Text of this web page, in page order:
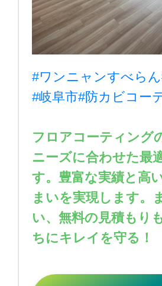
#ワンニャンすべらん
#岐阜市#防カビコー
フロアコーティング
ニーズに合わせた最
す。豊富な実績と高
まいを実現します。
い、無料の見積もり
ちにキレイを守る！